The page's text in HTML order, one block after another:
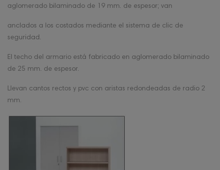
aglomerado bilaminado de 19 mm. de espesor; van
anclados a los costados mediante el sistema de clic de
seguridad.
El techo del armario está fabricado en aglomerado bilaminado
de 25 mm. de espesor.
Llevan cantos rectos y pvc con aristas redondeadas de radio 2
mm.